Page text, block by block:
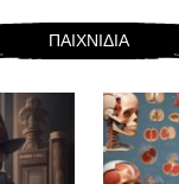
ΠΑΙΧΝΙΔΙΑ